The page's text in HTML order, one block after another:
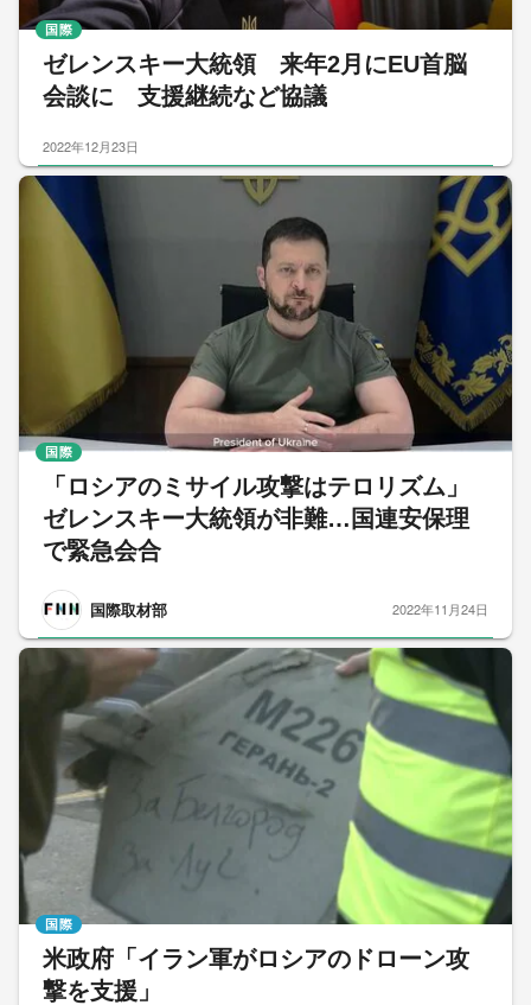
ゼレンスキー大統領 来年2月にEU首脳
会談に 支援継続など協議
国際
2022年12月23日
「ロシアのミサイル攻撃はテロリズム」
ゼレンスキー大統領が非難…国連安保理
で緊急会合
国際取材部
国際
2022年11月24日
米政府「イラン軍がロシアのドローン攻
撃を支援」
国際